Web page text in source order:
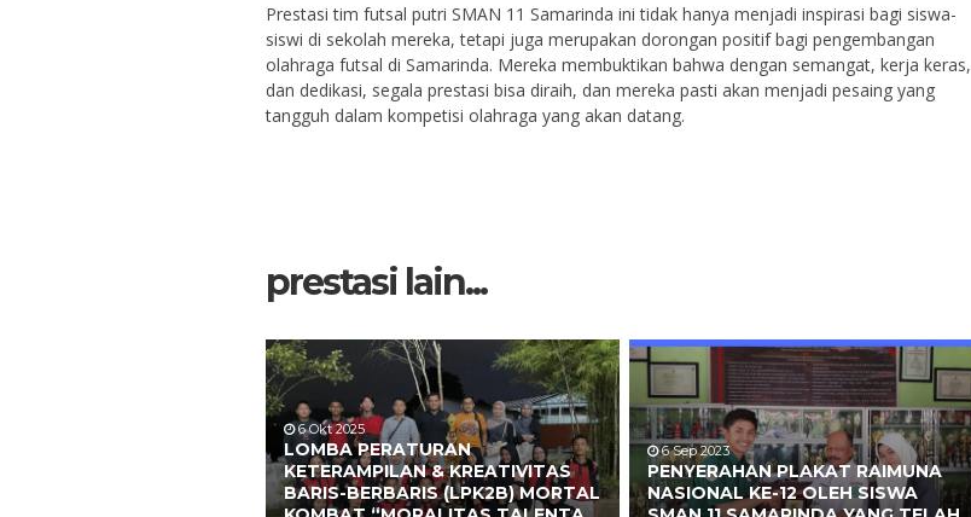
Prestasi tim futsal putri SMAN 11 Samarinda ini tidak hanya menjadi inspirasi bagi siswa-
siswi di sekolah mereka, tetapi juga merupakan dorongan positif bagi pengembangan
olahraga futsal di Samarinda. Mereka membuktikan bahwa dengan semangat, kerja keras,
dan dedikasi, segala prestasi bisa diraih, dan mereka pasti akan menjadi pesaing yang
tangguh dalam kompetisi olahraga yang akan datang.
prestasi lain...
6 Okt 2025
LOMBA PERATURAN
KETERAMPILAN & KREATIVITAS
BARIS-BERBARIS (LPK2B) MORTAL
6 Sep 2023
PENYERAHAN PLAKAT RAIMUNA
NASIONAL KE-12 OLEH SISWA